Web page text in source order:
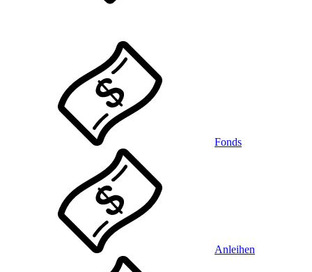
Fonds
Anleihen